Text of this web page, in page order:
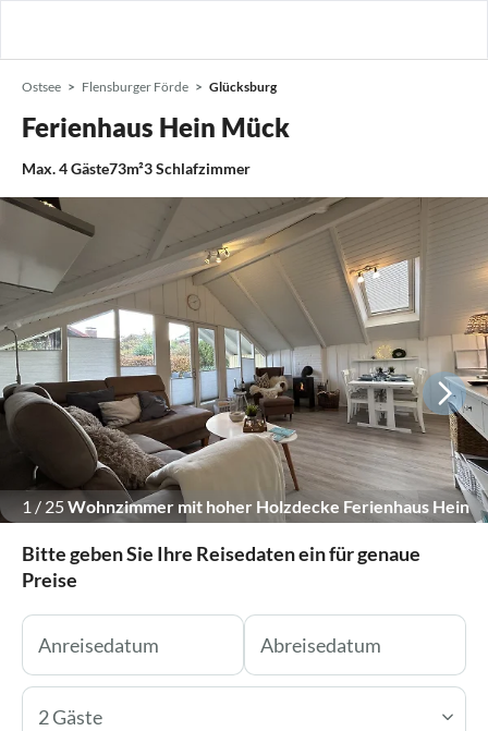
Ostsee Flensburger Förde Glücksburg
Ferienhaus Hein Mück
Max.4Gäste73m²3Schlafzimmer
1 / 25Wohnzimmer mit hoher Holzdecke Ferienhaus Hein
Bitte geben Sie Ihre Reisedaten ein für genaue
Preise
2 Gäste